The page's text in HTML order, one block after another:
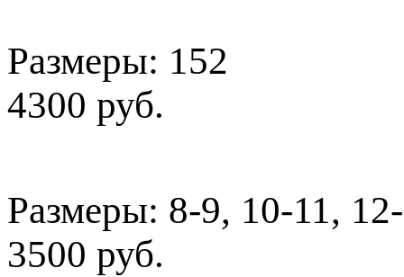
Размеры: 152
4300 руб.
Размеры: 8-9, 10-11,
3500 руб.